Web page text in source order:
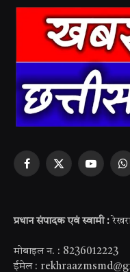
Facebook
X
YouTube
प्रधान संपादक एवं स्वामी :
मोबाइल न. : 8236012223
ईमेल :